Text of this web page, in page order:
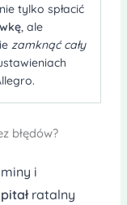
tylko spłacić
, ale
zamknąć cały
błędów?
i
ratalny